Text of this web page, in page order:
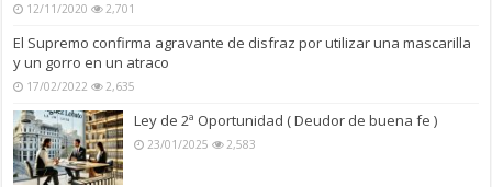
12/11/2020 2,701
El Supremo confirma agravante de disfraz por utilizar una mascarilla
y un gorro en un atraco
17/02/2022 2,635
Ley de 2ª Oportunidad ( Deudor de buena fe )
23/01/2025 2,583